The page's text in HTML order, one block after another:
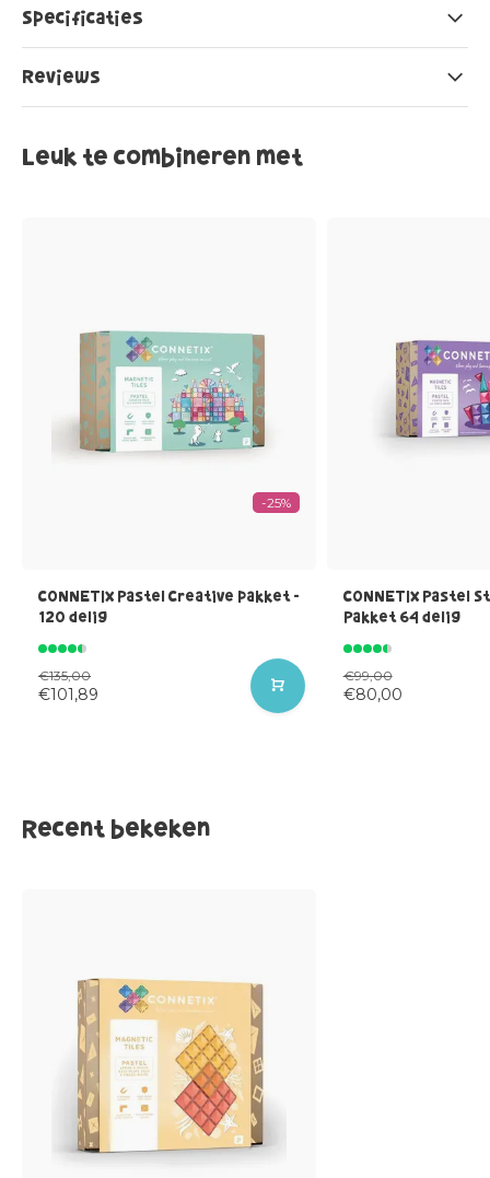
bouwwerken kunnen maken die stevig blijven staan, én
het geeft een prachtig effect wanneer licht door de
tegels schijnt.
Kinderen ontdekken kleuren, vormen en zwaartekracht en
Engineering, Arts en Mathematics).
Specificaties
Reviews
Leuk te combineren met
-25%
CONNETIX Pastel Creative pakket -
120 delig
€135,00
€101,89
CONNETIX Pastel
Pakket 64 delig
€99,00
€80,00
Recent bekeken